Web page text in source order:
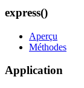
express()
Aperçu
Méthodes
Application